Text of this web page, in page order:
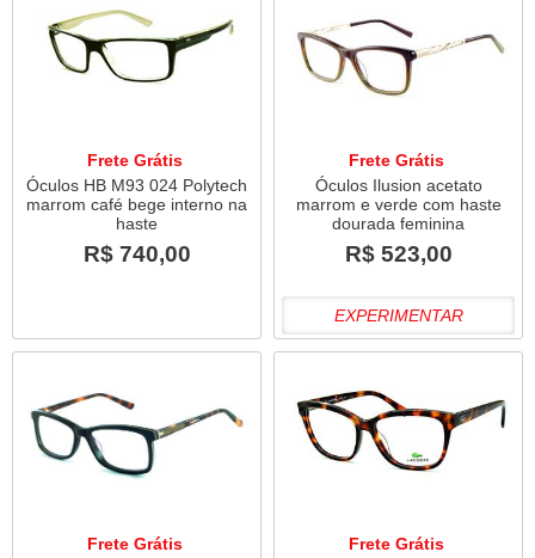
Frete Grátis
Óculos HB M93 024 Polytech
marrom café bege interno na
haste
R$ 740,00
Frete Grátis
Óculos Ilusion acetato
marrom e verde com haste
dourada feminina
R$ 523,00
EXPERIMENTAR
Frete Grátis
Frete Grátis